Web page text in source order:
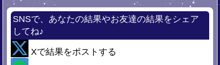
SNSで、あなたの結果やお友達の結果をシェア
してね♪
Xで結果をポストする